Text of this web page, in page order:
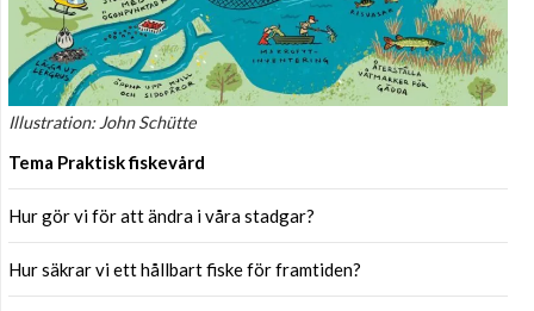
Illustration: John Schütte
Tema Praktisk fiskevård
Hur gör vi för att ändra i våra stadgar?
Hur säkrar vi ett hållbart fiske för framtiden?